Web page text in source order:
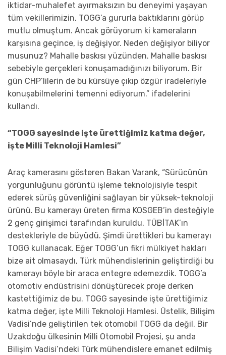
iktidar-muhalefet ayırmaksızın bu deneyimi yaşayan
tüm vekillerimizin, TOGG’a gururla baktıklarını görüp
mutlu olmuştum. Ancak görüyorum ki kameraların
karşısına geçince, iş değişiyor. Neden değişiyor biliyor
musunuz? Mahalle baskısı yüzünden. Mahalle baskısı
sebebiyle gerçekleri konuşamadığınızı biliyorum. Bir
gün CHP’lilerin de bu kürsüye çıkıp özgür iradeleriyle
konuşabilmelerini temenni ediyorum.” ifadelerini
kullandı.
“TOGG sayesinde işte ürettiğimiz katma değer,
işte Milli Teknoloji Hamlesi”
Araç kamerasını gösteren Bakan Varank, “Sürücünün
yorgunluğunu görüntü işleme teknolojisiyle tespit
ederek sürüş güvenliğini sağlayan bir yüksek-teknoloji
ürünü. Bu kamerayı üreten firma KOSGEB’in desteğiyle
2 genç girişimci tarafından kuruldu, TÜBİTAK’ın
destekleriyle de büyüdü. Şimdi ürettikleri bu kamerayı
TOGG kullanacak. Eğer TOGG’un fikri mülkiyet hakları
bize ait olmasaydı, Türk mühendislerinin geliştirdiği bu
kamerayı böyle bir araca entegre edemezdik. TOGG’a
otomotiv endüstrisini dönüştürecek proje derken
kastettiğimiz de bu. TOGG sayesinde işte ürettiğimiz
katma değer, işte Milli Teknoloji Hamlesi. Üstelik, Bilişim
Vadisi’nde geliştirilen tek otomobil TOGG da değil. Bir
Uzakdoğu ülkesinin Milli Otomobil Projesi, şu anda
Bilişim Vadisi’ndeki Türk mühendislere emanet edilmiş